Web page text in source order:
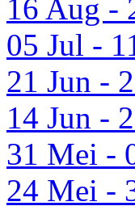
16 Aug -
05 Jul -
21 Jun -
14 Jun -
31 Mei -
24 Mei -